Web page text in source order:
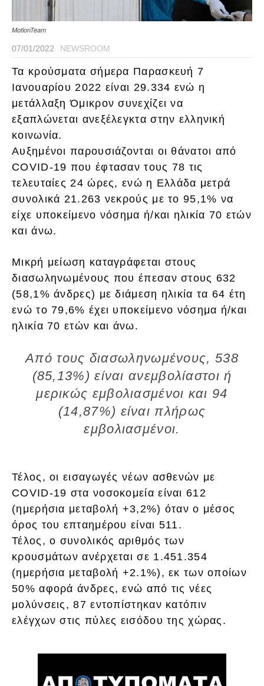
MotionTeam
07/01/2022 NEWSROOM
Τα κρούσματα σήμερα Παρασκευή 7
Ιανουαρίου 2022 είναι 29.334 ενώ η
μετάλλαξη Όμικρον συνεχίζει να
εξαπλώνεται ανεξέλεγκτα στην ελληνική
κοινωνία.
Αυξημένοι παρουσιάζονται οι θάνατοι από
COVID-19 που έφτασαν τους 78 τις
τελευταίες 24 ώρες, ενώ η Ελλάδα μετρά
συνολικά 21.263 νεκρούς με το 95,1% να
είχε υποκείμενο νόσημα ή/και ηλικία 70 ετών
και άνω.
Μικρή μείωση καταγράφεται στους
διασωληνωμένους που έπεσαν στους 632
(58,1% άνδρες) με διάμεση ηλικία τα 64 έτη
ενώ το 79,6% έχει υποκείμενο νόσημα ή/και
ηλικία 70 ετών και άνω.
Από τους διασωληνωμένους, 538
(85,13%) είναι ανεμβολίαστοι ή
μερικώς εμβολιασμένοι και 94
(14,87%) είναι πλήρως
εμβολιασμένοι.
Τέλος, οι εισαγωγές νέων ασθενών με
COVID-19 στα νοσοκομεία είναι 612
(ημερήσια μεταβολή +3,2%) όταν ο μέσος
όρος του επταημέρου είναι 511.
Τέλος, ο συνολικός αριθμός των
κρουσμάτων ανέρχεται σε 1.451.354
(ημερήσια μεταβολή +2.1%), εκ των οποίων
50% αφορά άνδρες, ενώ από τις νέες
μολύνσεις, 87 εντοπίστηκαν κατόπιν
ελέγχων στις πύλες εισόδου της χώρας.